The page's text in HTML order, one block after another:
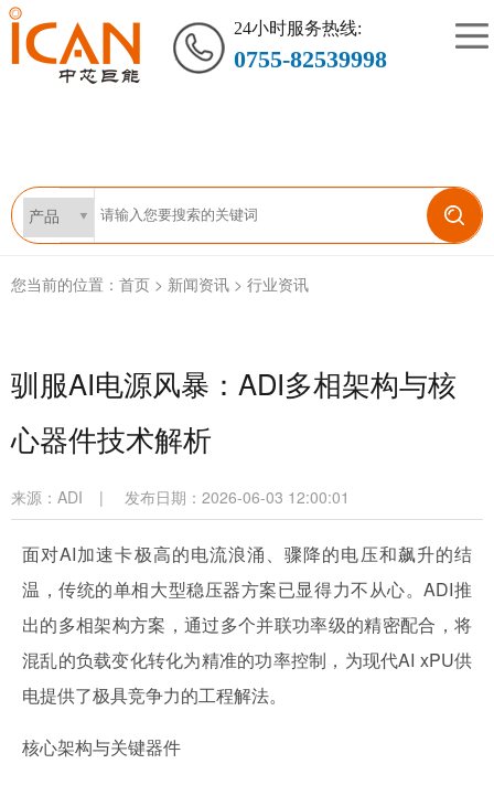
24小时服务热线:
0755-82539998
您当前的位置： 首页 > 新闻资讯 > 行业资讯
驯服AI电源风暴：ADI多相架构与核
心器件技术解析
来源： ADI | 发布日期：2026-06-03 12:00:01
面对AI加速卡极高的电流浪涌、骤降的电压和飙升的结
温，传统的单相大型稳压器方案已显得力不从心。ADI推
出的多相架构方案，通过多个并联功率级的精密配合，将
混乱的负载变化转化为精准的功率控制，为现代AI xPU供
电提供了极具竞争力的工程解法。
核心架构与关键器件